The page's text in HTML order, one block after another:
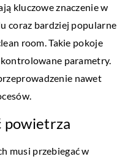
kluczowe znaczenie w
coraz bardziej popularne
room. Takie pokoje
parametry.
nawet
powietrza
musi przebiegać w